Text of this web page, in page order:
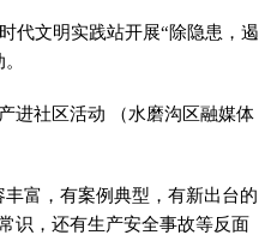
代文明实践站开展“除隐患，遏
进社区活动 （水磨沟区融媒体
富，有案例典型，有新出台的
识，还有生产安全事故等反面